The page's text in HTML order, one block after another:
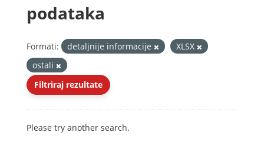
podataka
Formati: detaljnije informacije
XLSX
ostali
Filtriraj rezultate
Please try another search.